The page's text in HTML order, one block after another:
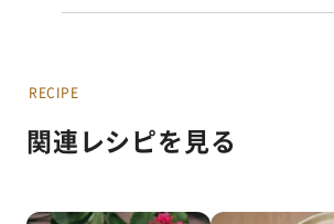
RECIPE
関連レシピを見る